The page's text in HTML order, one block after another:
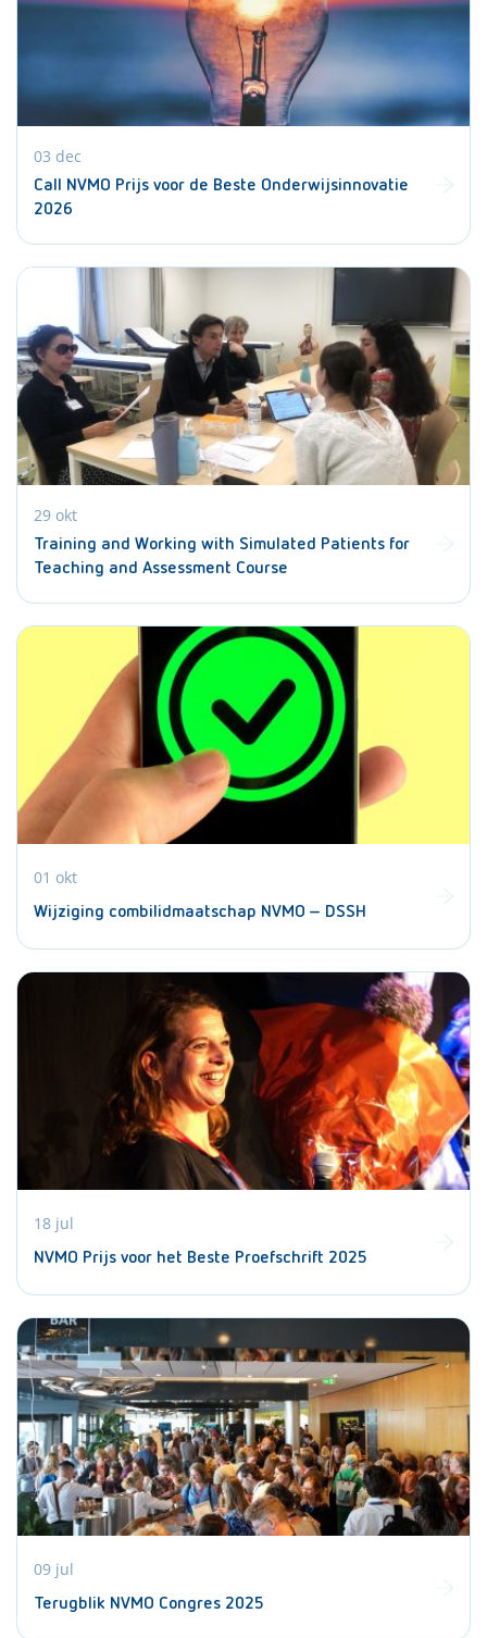
03 dec
Call NVMO Prijs voor de Beste Onderwijsinnovatie
2026
29 okt
Training and Working with Simulated Patients for
Teaching and Assessment Course
01 okt
Wijziging combilidmaatschap NVMO – DSSH
18 jul
NVMO Prijs voor het Beste Proefschrift 2025
09 jul
Terugblik NVMO Congres 2025